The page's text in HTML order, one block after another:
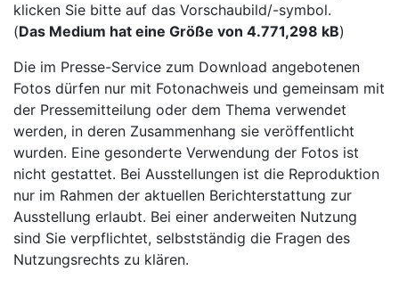
klicken Sie bitte auf das Vorschaubild/-symbol.
(Das Medium hat eine Größe von 4.771,298 kB)
Die im Presse-Service zum Download angebotenen
Fotos dürfen nur mit Fotonachweis und gemeinsam mit
der Pressemitteilung oder dem Thema verwendet
werden, in deren Zusammenhang sie veröffentlicht
wurden. Eine gesonderte Verwendung der Fotos ist
nicht gestattet. Bei Ausstellungen ist die Reproduktion
nur im Rahmen der aktuellen Berichterstattung zur
Ausstellung erlaubt. Bei einer anderweiten Nutzung
sind Sie verpflichtet, selbstständig die Fragen des
Nutzungsrechts zu klären.